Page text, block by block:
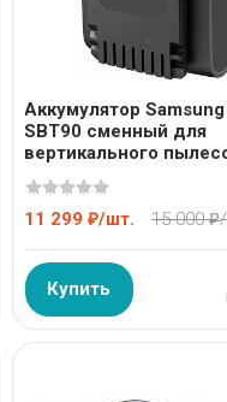
Аккумулятор
SBT90 сменный для
вертикального
VS9000 Power...
11 299 ₽/шт. 15 000 ₽/
Купить